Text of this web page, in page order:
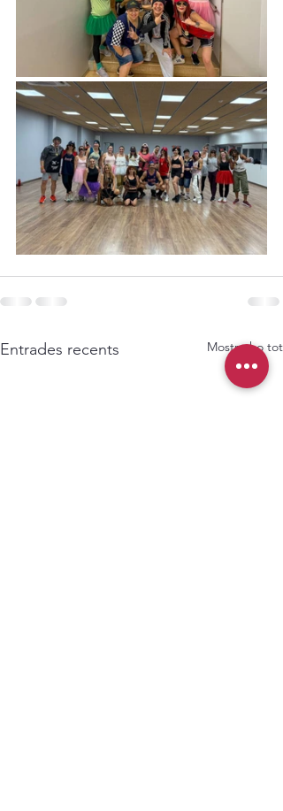
Entrades recents Mostra-ho tot